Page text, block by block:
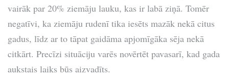
vairāk par 20% ziemāju lauku, kas ir labā ziņā. Tomēr
negatīvi, ka ziemāju rudenī tika iesēts mazāk nekā citus
gadus, līdz ar to tāpat gaidāma apjomīgāka sēja nekā
citkārt. Precīzi situāciju varēs novērtēt pavasarī, kad gada
aukstais laiks būs aizvadīts.